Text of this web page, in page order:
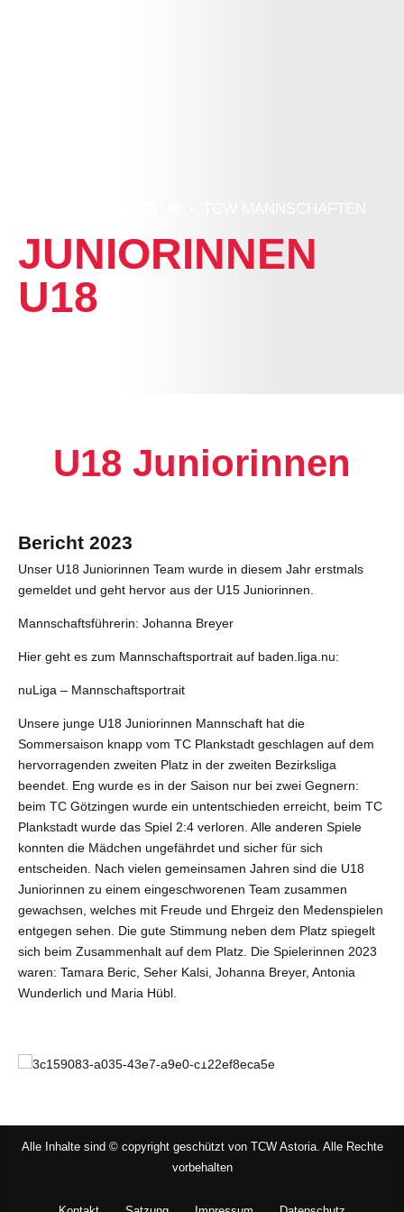
JUNIORINNEN
U18
U18 Juniorinnen
Bericht 2023
Unser U18 Juniorinnen Team wurde in diesem Jahr erstmals
gemeldet und geht hervor aus der U15 Juniorinnen.
Mannschaftsführerin: Johanna Breyer
Hier geht es zum Mannschaftsportrait auf baden.liga.nu:
nuLiga – Mannschaftsportrait
Unsere junge U18 Juniorinnen Mannschaft hat die
Sommersaison knapp vom TC Plankstadt geschlagen auf dem
hervorragenden zweiten Platz in der zweiten Bezirksliga
beendet. Eng wurde es in der Saison nur bei zwei Gegnern:
beim TC Götzingen wurde ein untentschieden erreicht, beim TC
Plankstadt wurde das Spiel 2:4 verloren. Alle anderen Spiele
konnten die Mädchen ungefährdet und sicher für sich
entscheiden. Nach vielen gemeinsamen Jahren sind die U18
Juniorinnen zu einem eingeschworenen Team zusammen
gewachsen, welches mit Freude und Ehrgeiz den Medenspielen
entgegen sehen. Die gute Stimmung neben dem Platz spiegelt
sich beim Zusammenhalt auf dem Platz. Die Spielerinnen 2023
waren: Tamara Beric, Seher Kalsi, Johanna Breyer, Antonia
Wunderlich und Maria Hübl.
Alle Inhalte sind © copyright geschützt von TCW Astoria. Alle Rechte
vorbehalten